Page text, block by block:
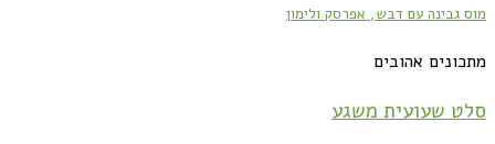
מוס גבינה עם דבש, אפרסק ולימון
מתכונים אהובים
סלט שעועית משגע